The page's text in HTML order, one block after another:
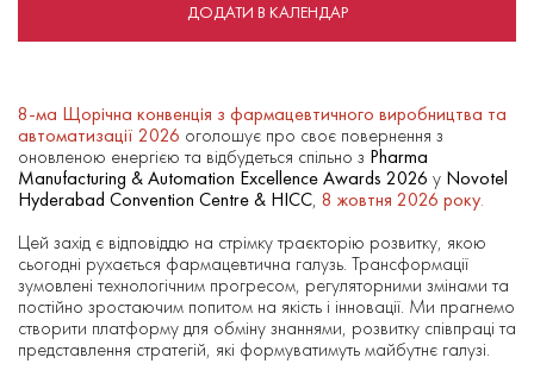
ДОДАТИ В КАЛЕНДАР
8-ма Щорічна конвенція з фармацевтичного виробництва та
автоматизації 2026 оголошує про своє повернення з
оновленою енергією та відбудеться спільно з Pharma
Manufacturing & Automation Excellence Awards 2026 у Novotel
Hyderabad Convention Centre & HICC, 8 жовтня 2026 року.
Цей захід є відповіддю на стрімку траєкторію розвитку, якою
сьогодні рухається фармацевтична галузь. Трансформації
зумовлені технологічним прогресом, регуляторними змінами та
постійно зростаючим попитом на якість і інновації. Ми прагнемо
створити платформу для обміну знаннями, розвитку співпраці та
представлення стратегій, які формуватимуть майбутнє галузі.